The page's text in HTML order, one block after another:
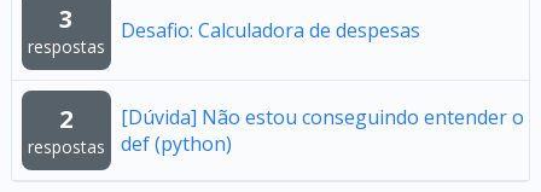
3
respostas
Desafio: Calculadora de despesas
2
respostas
[Dúvida] Não estou conseguindo entender o
def (python)